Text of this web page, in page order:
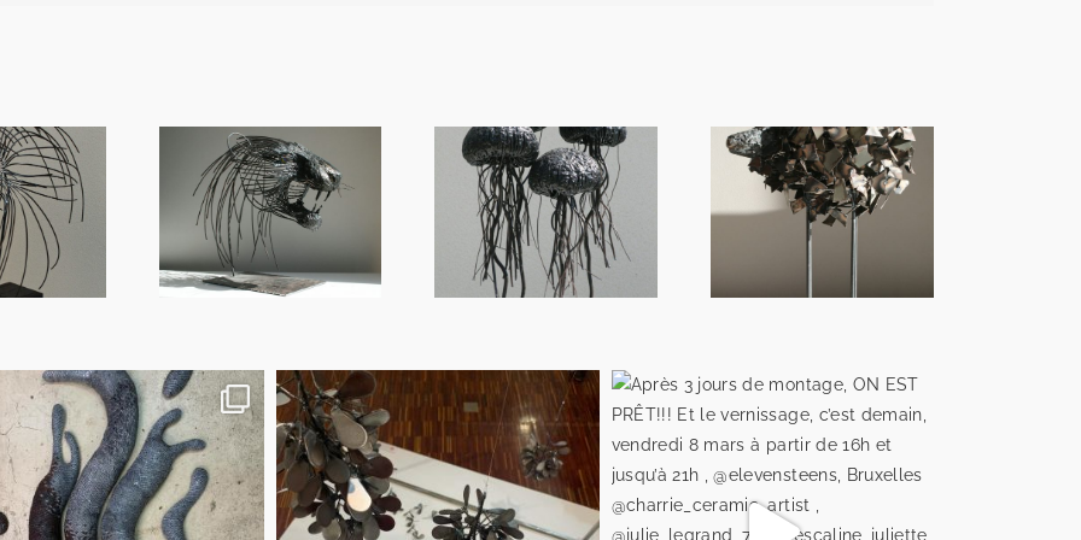
Lionne Méduses Mouton Une vie de Chien 1